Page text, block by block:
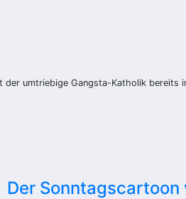
umtriebige Gangsta-Katholik bereits
Der Sonntagscartoon